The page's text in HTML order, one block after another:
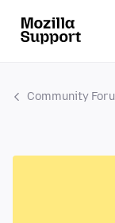
Community